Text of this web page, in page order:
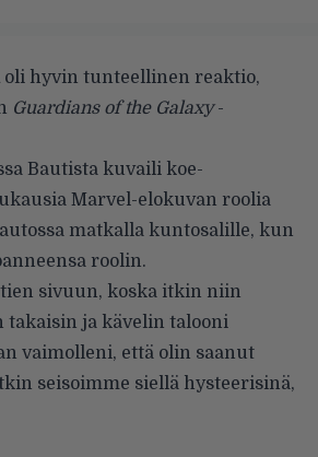
oli hyvin tunteellinen reaktio,
Guardians of the Galaxy-
Bautista kuvaili koe-
Marvel-elokuvan roolia
matkalla kuntosalille, kun
roolin.
sivuun, koska itkin niin
takaisin ja kävelin talooni
vaimolleni, että olin saanut
seisoimme siellä hysteerisinä,